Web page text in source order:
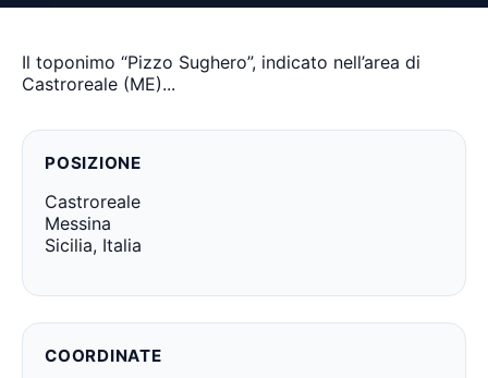
Il toponimo “Pizzo Sughero”, indicato nell’area di
Castroreale (ME)...
POSIZIONE
Castroreale
Messina
Sicilia, Italia
COORDINATE